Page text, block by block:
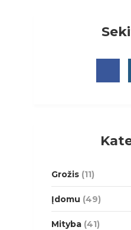
Grožis (11)
Įdomu (49)
Mityba (41)